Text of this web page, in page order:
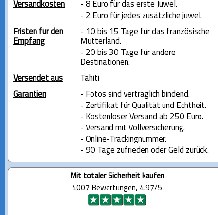
Versandkosten
- 8 Euro für das erste Juwel.
- 2 Euro für jedes zusätzliche juwel.
Fristen für den
Empfang
- 10 bis 15 Tage für das französische
Mutterland.
- 20 bis 30 Tage für andere
Destinationen.
Versendet aus
Tahiti
Garantien
- Fotos sind vertraglich bindend.
- Zertifikat für Qualität und Echtheit.
- Kostenloser Versand ab 250 Euro.
- Versand mit Vollversicherung.
- Online-Trackingnummer.
- 90 Tage zufrieden oder Geld zurück.
Mit totaler Sicherheit kaufen
4007 Bewertungen, 4.97/5